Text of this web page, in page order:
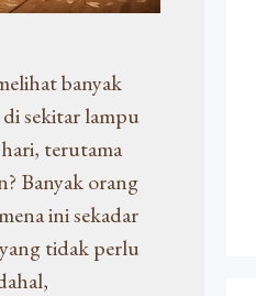
banyak
sekitar lampu
terutama
Banyak orang
ini sekadar
tidak perlu